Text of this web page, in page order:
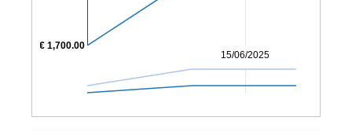
15/06/2025
€ 1,700.00